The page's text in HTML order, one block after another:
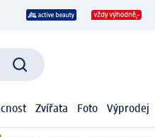
Zvířata Foto Výprodej